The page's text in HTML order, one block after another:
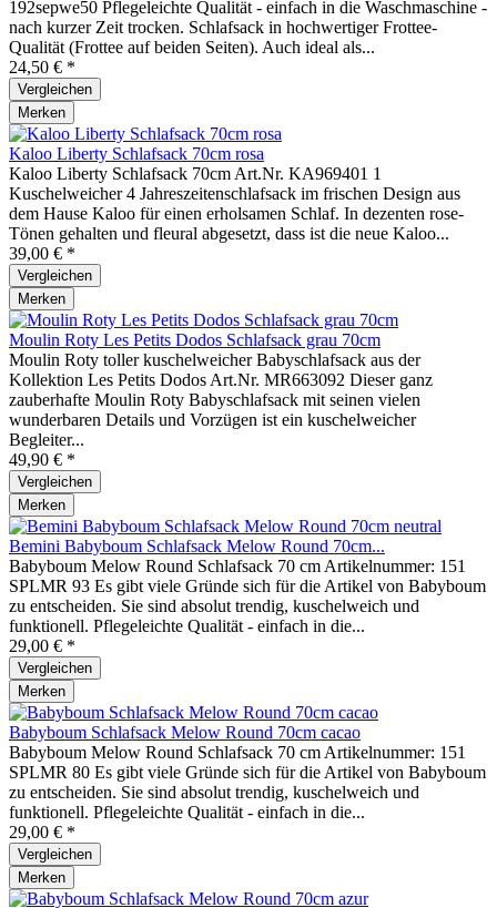
192sepwe50 Pflegeleichte Qualität - einfach in die Waschmaschine -
nach kurzer Zeit trocken. Schlafsack in hochwertiger Frottee-
Qualität (Frottee auf beiden Seiten). Auch ideal als...
24,50 € *
Vergleichen
Merken
Kaloo Liberty Schlafsack 70cm rosa
Kaloo Liberty Schlafsack 70cm Art.Nr. KA969401 1
Kuschelweicher 4 Jahreszeitenschlafsack im frischen Design aus
dem Hause Kaloo für einen erholsamen Schlaf. In dezenten rose-
Tönen gehalten und fleural abgesetzt, dass ist die neue Kaloo...
39,00 € *
Vergleichen
Merken
Moulin Roty Les Petits Dodos Schlafsack grau 70cm
Moulin Roty toller kuschelweicher Babyschlafsack aus der
Kollektion Les Petits Dodos Art.Nr. MR663092 Dieser ganz
zauberhafte Moulin Roty Babyschlafsack mit seinen vielen
wunderbaren Details und Vorzügen ist ein kuschelweicher
Begleiter...
49,90 € *
Vergleichen
Merken
Bemini Babyboum Schlafsack Melow Round 70cm...
Babyboum Melow Round Schlafsack 70 cm Artikelnummer: 151
SPLMR 93 Es gibt viele Gründe sich für die Artikel von Babyboum
zu entscheiden. Sie sind absolut trendig, kuschelweich und
funktionell. Pflegeleichte Qualität - einfach in die...
29,00 € *
Vergleichen
Merken
Babyboum Schlafsack Melow Round 70cm cacao
Babyboum Melow Round Schlafsack 70 cm Artikelnummer: 151
SPLMR 80 Es gibt viele Gründe sich für die Artikel von Babyboum
zu entscheiden. Sie sind absolut trendig, kuschelweich und
funktionell. Pflegeleichte Qualität - einfach in die...
29,00 € *
Vergleichen
Merken